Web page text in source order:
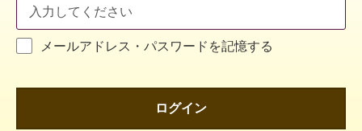
メールアドレス・パスワードを記憶する
ログイン